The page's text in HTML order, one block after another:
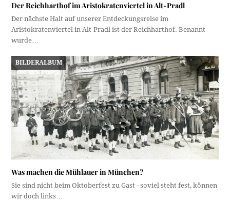
Der Reichharthof im Aristokratenviertel in Alt-Pradl
Der nächste Halt auf unserer Entdeckungsreise im
Aristokratenviertel in Alt-Pradl ist der Reichharthof. Benannt
wurde…
BILDERALBUM
Was machen die Mühlauer in München?
Sie sind nicht beim Oktoberfest zu Gast - soviel steht fest, können
wir doch links…